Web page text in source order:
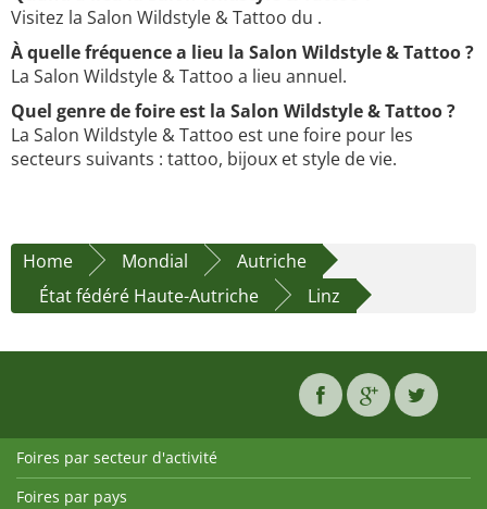
Visitez la Salon Wildstyle & Tattoo du .
À quelle fréquence a lieu la Salon Wildstyle & Tattoo ?
La Salon Wildstyle & Tattoo a lieu annuel.
Quel genre de foire est la Salon Wildstyle & Tattoo ?
La Salon Wildstyle & Tattoo est une foire pour les
secteurs suivants : tattoo, bijoux et style de vie.
Home Mondial
Autriche
État fédéré Haute-Autriche
Linz
Foires par secteur d'activité
Foires par pays